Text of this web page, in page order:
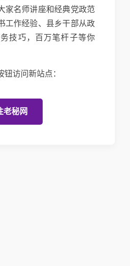
家名师讲座和经典党政范
工作经验、县乡干部从政
技巧，百万笔杆子等你
访问新站点：
老秘网